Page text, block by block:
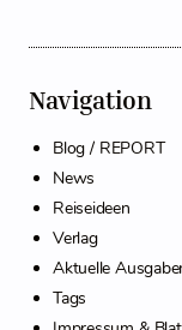
Navigation
Blog / REPORT
News
Reiseideen
Verlag
Aktuelle
Tags